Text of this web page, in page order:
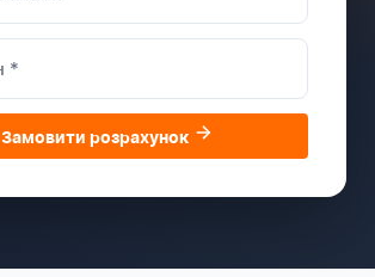
Замовити розрахунок